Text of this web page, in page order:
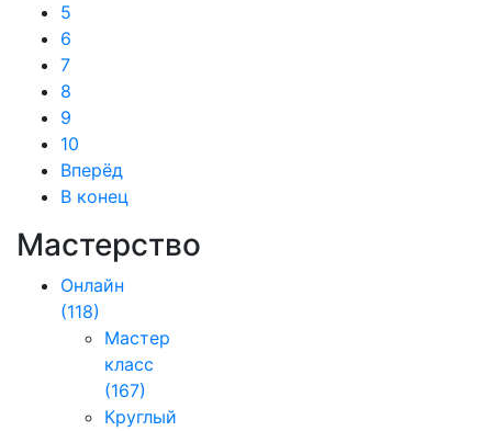
5
6
7
8
9
10
Вперёд
В конец
Мастерство
Онлайн
(118)
Мастер
класс
(167)
Круглый